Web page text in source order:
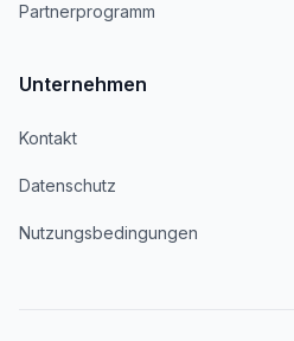
Partnerprogramm
Unternehmen
Kontakt
Datenschutz
Nutzungsbedingungen